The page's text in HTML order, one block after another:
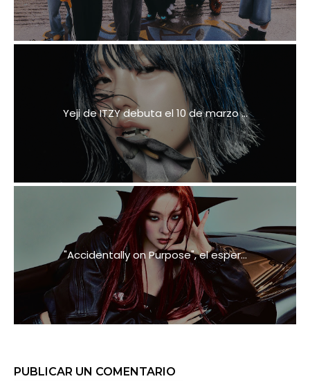
Yeji de ITZY debuta el 10 de marzo ...
"Accidentally on Purpose", el esper...
PUBLICAR UN COMENTARIO